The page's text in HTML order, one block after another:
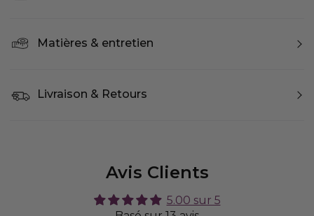
Matières & entretien
Livraison & Retours
Avis Clients
5.00 sur 5